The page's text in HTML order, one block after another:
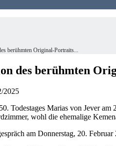
berühmten Original-Portraits...
des berühmten
2025
Todestages Marias von Jever
wohl die ehemalige
am Donnerstag, 20.